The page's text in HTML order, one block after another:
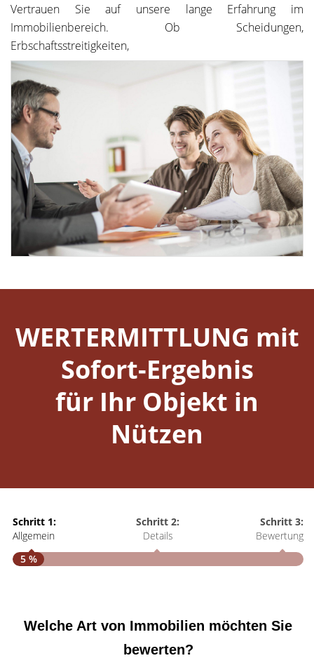
Vertrauen Sie auf unsere lange Erfahrung im
Immobilienbereich. Ob Scheidungen,
Erbschaftsstreitigkeiten,
WERTERMITTLUNG mit
Sofort-Ergebnis
für Ihr Objekt in
Nützen
Schritt 1:
Allgemein
Schritt 2:
Details
Schritt 3:
Bewertung
5 %
Welche Art von Immobilien möchten Sie
bewerten?